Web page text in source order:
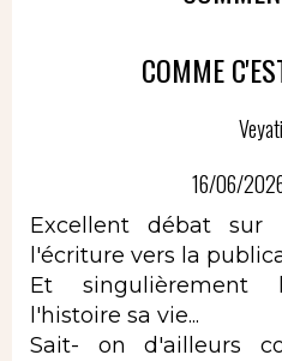
COMME
16/06/
Excellent débat sur
l'écriture vers la
Et
l'histoire sa vie...
Sait- on d'ailleurs